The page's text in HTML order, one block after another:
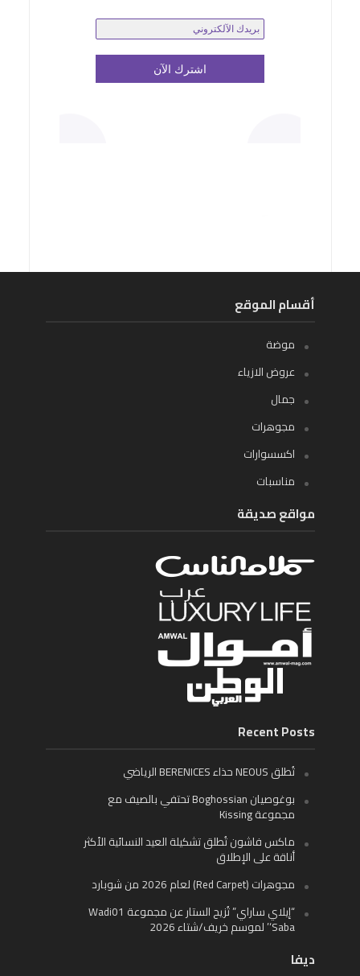
أقسام الموقع
موضة
عروض الازياء
جمال
مجوهرات
اكسسوارات
مناسبات
مواقع صديقة
Recent Posts
تُطلق NEOUS حذاء BERENICES الرياضي
بوغوصيان Boghossian تحتفي بالصيف مع
مجموعة Kissing
ماكس فاشون تُطلق تشكيلة العيد النسائية الأكثر
أناقة على الإطلاق
مجوهرات (Red Carpet) لعام 2026 من شوبارد
“إيلاي ساراي” تُزيح الستار عن مجموعة Wadi01
‘Saba’ لموسم خريف/شتاء 2026
ديفا